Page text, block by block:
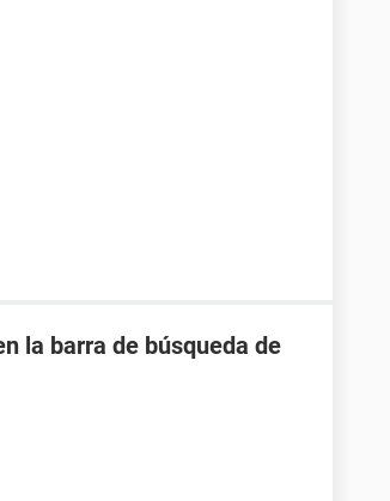
la barra de búsqueda de